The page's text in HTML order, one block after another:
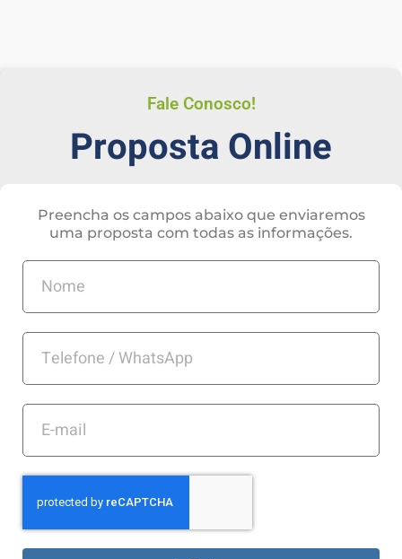
Fale Conosco!
Proposta Online
Preencha os campos abaixo que enviaremos
uma proposta com todas as informações.